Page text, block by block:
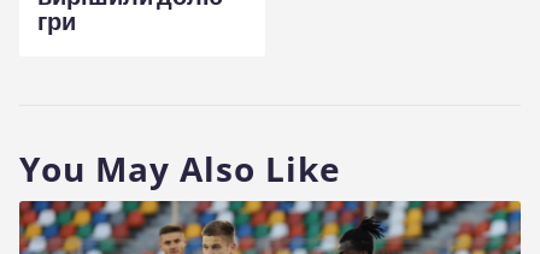
гри
You May Also Like